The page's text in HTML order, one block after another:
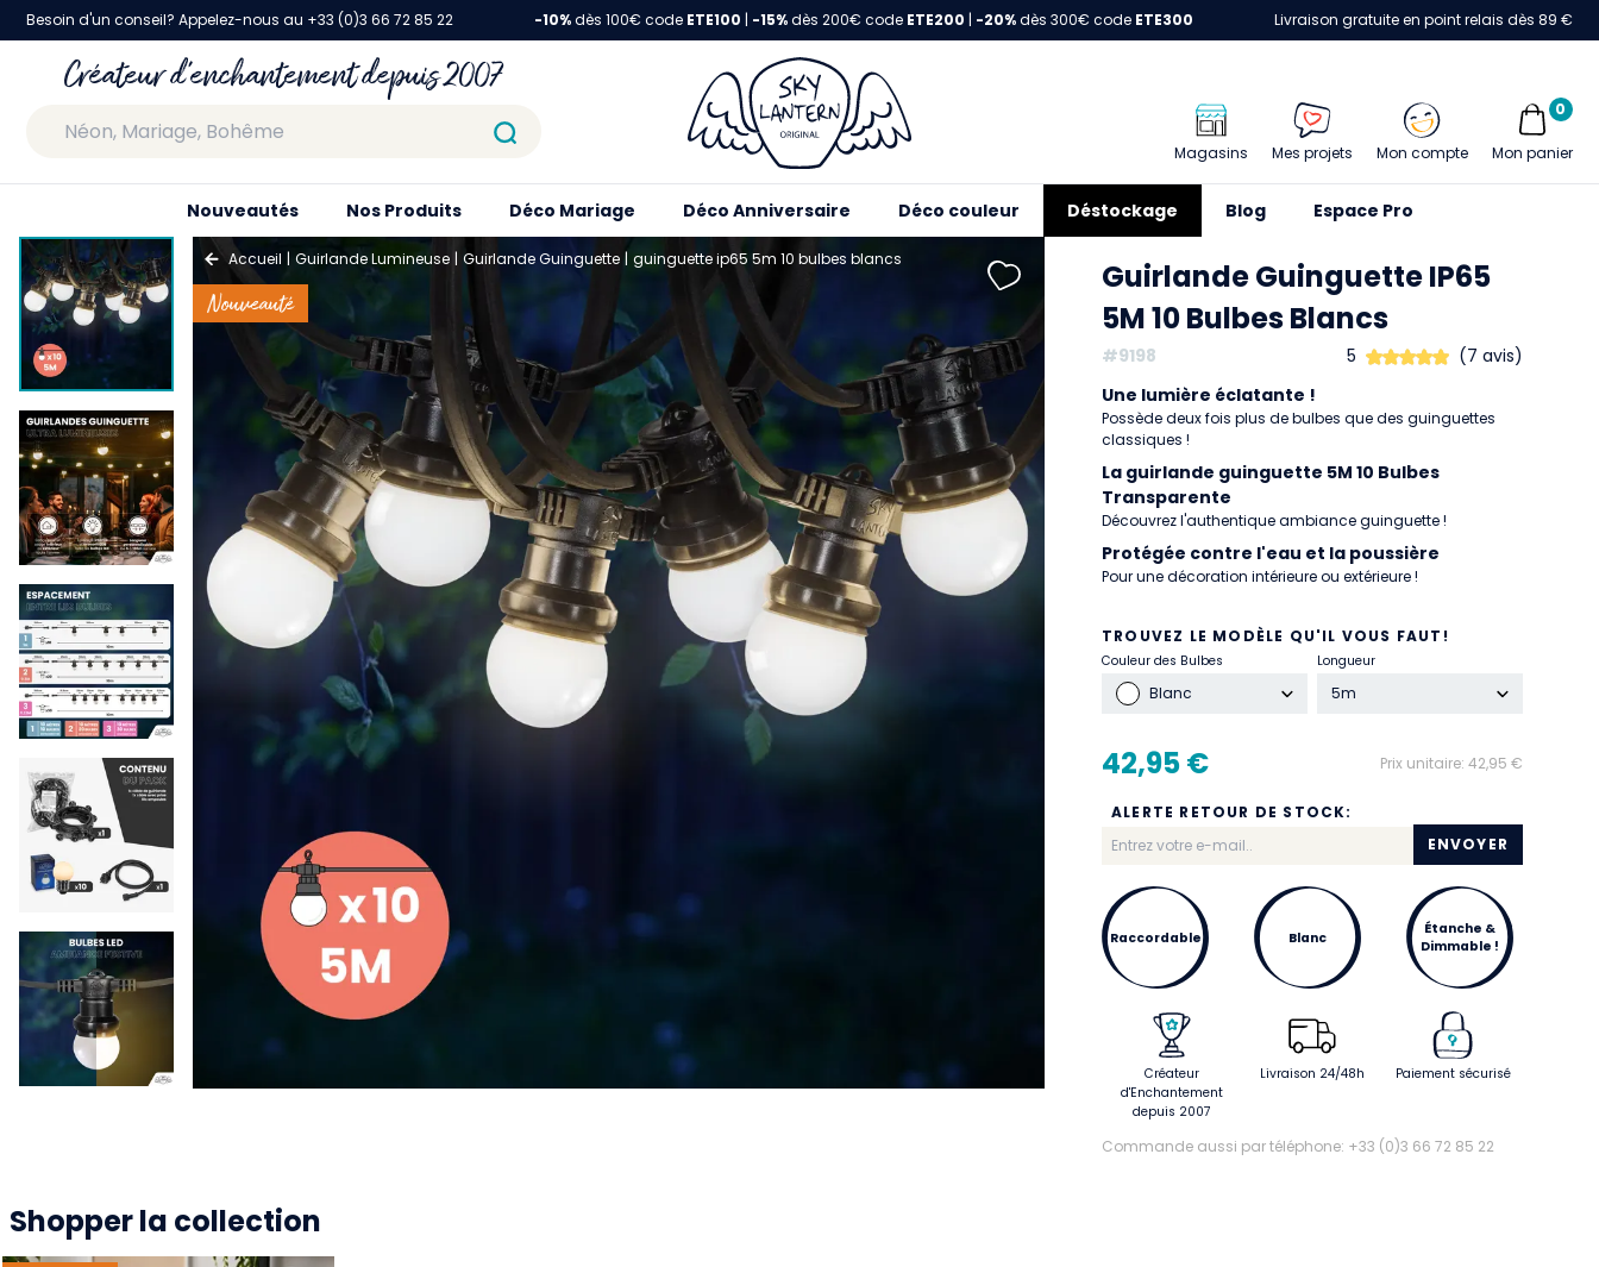
Besoin d'un conseil? Appelez-nous au +33 (0)3 66 72 85 22 -10%dès 100€ code ETE100 | -15%dès 200€ code ETE200 | -20%dès 300€ code ETE300 Livraison gratuite en point relais dès 89 €
Créateur d'enchantement depuis 2007
Magasins Mes projets Mon compte Mon panier
0
Nouveautés Nos Produits Déco Mariage Déco Anniversaire Déco couleur Déstockage Blog Espace Pro
Nouveauté
Accueil Guirlande Lumineuse Guirlande Guinguette guinguette ip65 5m 10 bulbes blancs
Guirlande Guinguette IP65
5M 10 Bulbes Blancs
#9198 5
(7 avis)
Une lumière éclatante !
Possède deux fois plus de bulbes que des guinguettes
classiques !
La guirlande guinguette 5M 10 Bulbes
Transparente
Découvrez l'authentique ambiance guinguette !
Protégée contre l'eau et la poussière
Pour une décoration intérieure ou extérieure !
TROUVEZ LE MODÈLE QU'IL VOUS FAUT!
Couleur des Bulbes
Blanc
Longueur
5m
42,95 € Prix unitaire: 42,95 €
ALERTE RETOUR DE STOCK:
ENVOYER
Raccordable Blanc
Étanche &
Dimmable !
Créateur
d'Enchantement
depuis 2007
Livraison 24/48h Paiement sécurisé
Commande aussi par téléphone: +33 (0)3 66 72 85 22
Shopper la collection